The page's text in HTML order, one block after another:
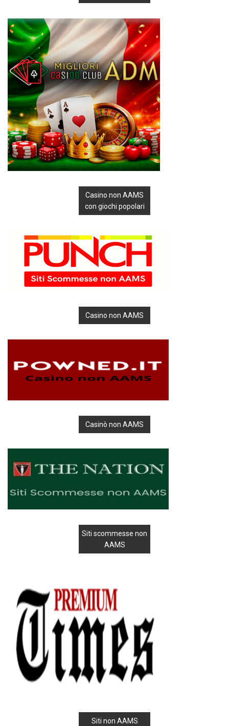
Casino non AAMS
con giochi popolari
Casino non AAMS
Casinò non AAMS
Siti scommesse non
AAMS
Siti non AAMS